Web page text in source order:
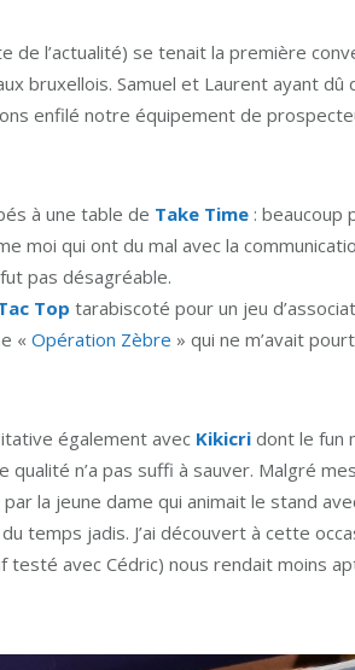
l’actualité) se tenait la première
bruxellois. Samuel et Laurent ayant
enfilé notre équipement de
à une table de Take Time : beaucoup
moi qui ont du mal avec la
pas désagréable.
Top tarabiscoté pour un jeu
« Opération Zèbre » qui ne m’avait
également avec Kikicri dont le fun
n’a pas suffi à sauver. Malgré
la jeune dame qui animait le stand
temps jadis. J’ai découvert à cette
avec Cédric) nous rendait moins